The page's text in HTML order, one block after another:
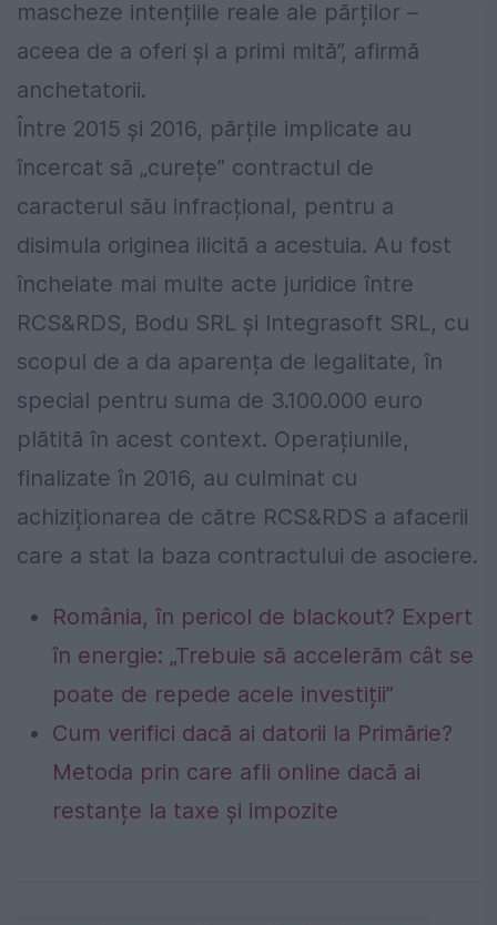
mascheze intențiile reale ale părților –
aceea de a oferi și a primi mită”, afirmă
anchetatorii.
Între 2015 și 2016, părțile implicate au
încercat să „curețe” contractul de
caracterul său infracțional, pentru a
disimula originea ilicită a acestuia. Au fost
încheiate mai multe acte juridice între
RCS&RDS, Bodu SRL și Integrasoft SRL, cu
scopul de a da aparența de legalitate, în
special pentru suma de 3.100.000 euro
plătită în acest context. Operațiunile,
finalizate în 2016, au culminat cu
achiziționarea de către RCS&RDS a afacerii
care a stat la baza contractului de asociere.
România, în pericol de blackout? Expert
în energie: „Trebuie să accelerăm cât se
poate de repede acele investiții”
Cum verifici dacă ai datorii la Primărie?
Metoda prin care afli online dacă ai
restanțe la taxe și impozite